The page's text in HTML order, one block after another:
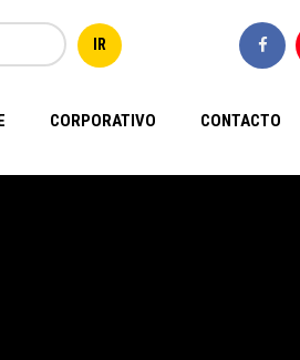
CORPORATIVO CONTACTO